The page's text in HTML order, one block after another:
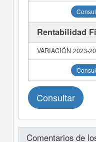
Rentabilidad
Consultar
Comentarios de